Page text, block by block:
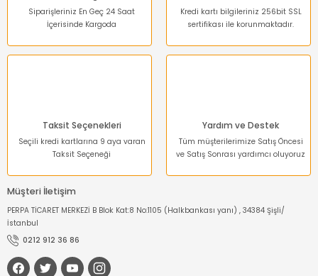
Siparişleriniz En Geç 24 Saat
İçerisinde Kargoda
Kredi kartı bilgileriniz 256bit SSL
sertifikası ile korunmaktadır.
Taksit Seçenekleri
Seçili kredi kartlarına 9 aya varan
Taksit Seçeneği
Yardım ve Destek
Tüm müşterilerimize Satış Öncesi
ve Satış Sonrası yardımcı oluyoruz
Müşteri İletişim
PERPA TİCARET MERKEZİ B Blok Kat:8 No:1105 (Halkbankası yanı) , 34384 Şişli/
İstanbul
0212 912 36 86